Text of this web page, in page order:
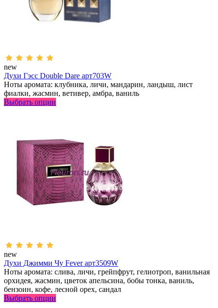
new
Духи Гэсс Double Dare арт703W
Ноты аромата: клубника, личи, мандарин, ландыш, лист
фиалки, жасмин, ветивер, амбра, ваниль
Выбрать опции
new
Духи Джимми Чу Fever арт3509W
Ноты аромата: слива, личи, грейпфрут, гелиотроп, ванильная
орхидея, жасмин, цветок апельсина, бобы тонка, ваниль,
бензоин, кофе, лесной орех, сандал
Выбрать опции